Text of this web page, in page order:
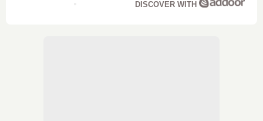
DISCOVER WITH